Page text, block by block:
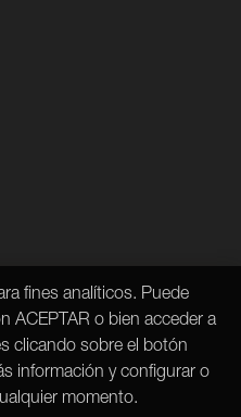
fines analíticos. Puede
ACEPTAR o bien acceder a
clicando sobre el botón
información y configurar o
momento.